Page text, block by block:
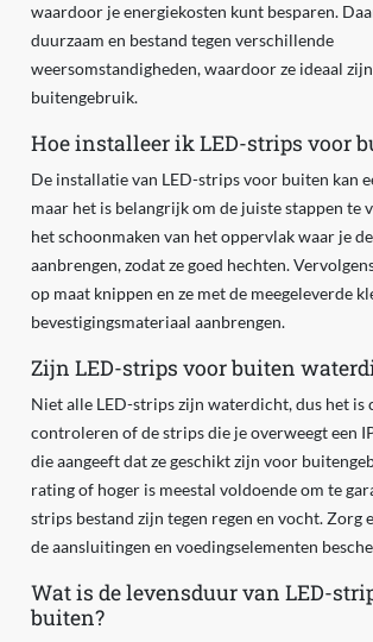
waardoor je energiekosten kunt besparen.
duurzaam en bestand tegen verschillende
weersomstandigheden, waardoor ze ideaal
buitengebruik.
Hoe installeer ik LED-strips voor
De installatie van LED-strips voor buiten kan
maar het is belangrijk om de juiste stappen te
het schoonmaken van het oppervlak waar je
aanbrengen, zodat ze goed hechten.
op maat knippen en ze met de meegeleverde
bevestigingsmateriaal aanbrengen.
Zijn LED-strips voor buiten
Niet alle LED-strips zijn waterdicht, dus het is
controleren of de strips die je overweegt een
die aangeeft dat ze geschikt zijn voor
rating of hoger is meestal voldoende om te
strips bestand zijn tegen regen en vocht. Zorg
de aansluitingen en voedingselementen
Wat is de levensduur van LED-
buiten?